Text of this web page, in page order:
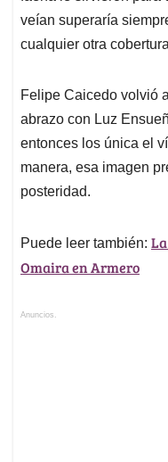
veían superaría
cualquier otra
Felipe Caicedo volvió
abrazo con Luz
entonces los única el
manera, esa imagen
posteridad.
Puede leer también:
Omaira en Armero
Anuncios.